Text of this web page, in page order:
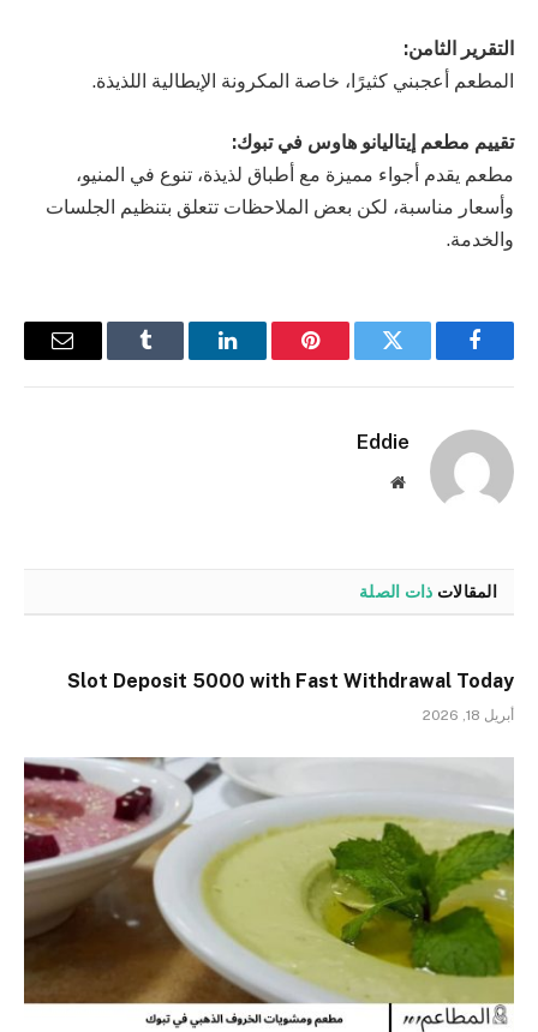
التقرير الثامن:
المطعم أعجبني كثيرًا، خاصة المكرونة الإيطالية اللذيذة.
تقييم مطعم إيتاليانو هاوس في تبوك:
مطعم يقدم أجواء مميزة مع أطباق لذيذة، تنوع في المنيو،
وأسعار مناسبة، لكن بعض الملاحظات تتعلق بتنظيم الجلسات
والخدمة.
فيسبوك تويتر بينتيريستلينكدإن Tumblr
البريد
Eddie
موقع
المقالات ذات الصلة
Slot Deposit 5000 with Fast Withdrawal Today
أبريل 18, 2026